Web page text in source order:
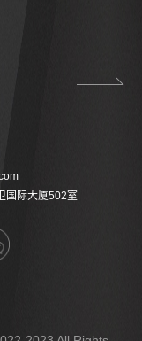
国际大厦502室